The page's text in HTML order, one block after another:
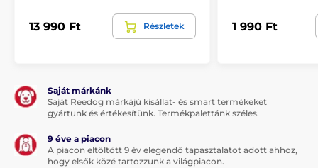
13 990 Ft Részletek 1 990 Ft
Saját márkánk
Saját Reedog márkájú kisállat- és smart termékeket
gyártunk és értékesítünk. Termékpalettánk széles.
9 éve a piacon
A piacon eltöltött 9 év elegendő tapasztalatot adott ahhoz,
hogy elsők közé tartozzunk a világpiacon.